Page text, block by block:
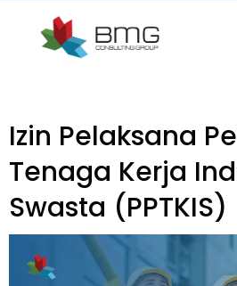
Izin Pelaksana
Tenaga Kerja
Swasta (PPTKIS)